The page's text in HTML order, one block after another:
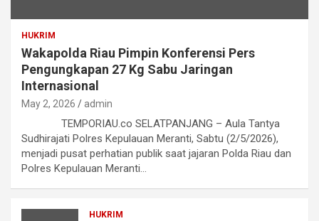
HUKRIM
Wakapolda Riau Pimpin Konferensi Pers
Pengungkapan 27 Kg Sabu Jaringan
Internasional
May 2, 2026 admin
TEMPORIAU.co SELATPANJANG – Aula Tantya
Sudhirajati Polres Kepulauan Meranti, Sabtu (2/5/2026),
menjadi pusat perhatian publik saat jajaran Polda Riau dan
Polres Kepulauan Meranti…
HUKRIM